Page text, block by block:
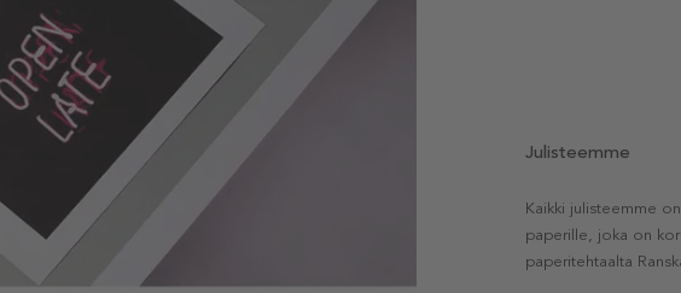
Julisteemme
Kaikki julisteemme
paperille, joka on
paperitehtaalta